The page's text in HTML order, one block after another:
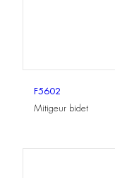
F5602
Mitigeur bidet